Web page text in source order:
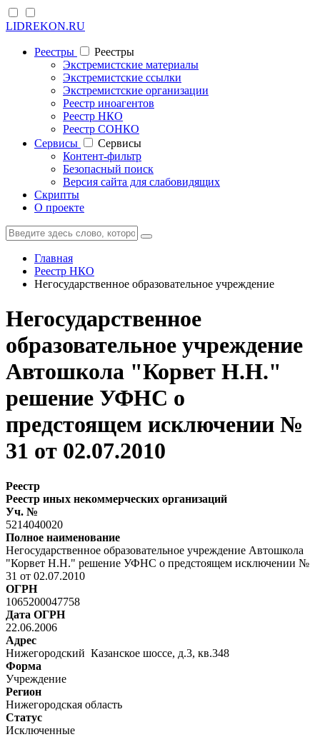
LIDREKON.RU
Реестры
Реестры
Экстремистские материалы
Экстремистские ссылки
Экстремистские организации
Реестр иноагентов
Реестр НКО
Реестр СОНКО
Cервисы
Cервисы
Контент-фильтр
Безопасный поиск
Версия сайта для слабовидящих
Скрипты
О проекте
Главная
Реестр НКО
Негосударственное образовательное учреждение
Негосударственное
образовательное учреждение
Автошкола "Корвет Н.Н."
решение УФНС о
предстоящем исключении №
31 от 02.07.2010
Реестр
Реестр иных некоммерческих организаций
Уч. №
5214040020
Полное наименование
Негосударственное образовательное учреждение Автошкола
"Корвет Н.Н." решение УФНС о предстоящем исключении №
31 от 02.07.2010
ОГРН
1065200047758
Дата ОГРН
22.06.2006
Адрес
Нижегородский Казанское шоссе, д.3, кв.348
Форма
Учреждение
Регион
Нижегородская область
Статус
Исключенные